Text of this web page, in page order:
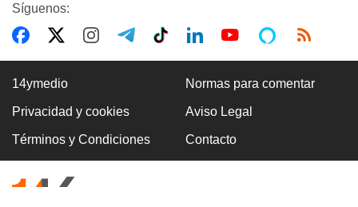
GASOLINA
En la Vía Blanca surgen puestos de venta de
gasolina en botellas de un litro
Síguenos:
14ymedio Normas para comentar
Privacidad y cookies Aviso Legal
Términos y Condiciones Contacto